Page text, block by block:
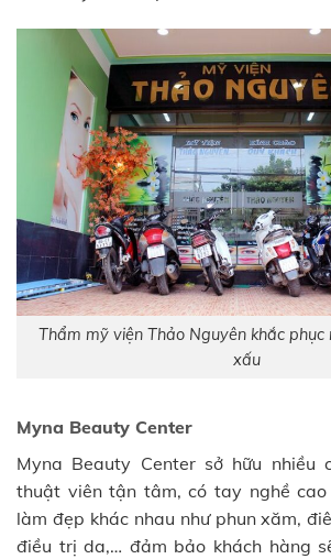
Thẩm mỹ viện Thảo Nguyên khắc
xấu
Myna Beauty Center
Myna Beauty Center sở hữu nhiều
thuật viên tận tâm, có tay nghề cao
làm đẹp khác nhau như phun xăm,
điều trị da,… đảm bảo khách hàng